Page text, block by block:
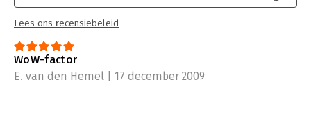
Lees ons recensiebeleid
WoW-factor
E. van den Hemel | 17 december 2009